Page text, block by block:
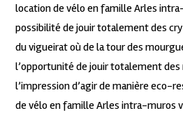
location de vélo en famille Arles
possibilité de jouir totalement des
du vigueirat où de la tour des
l’opportunité de jouir totalement des
l’impression d’agir de manière eco-
de vélo en famille Arles intra-muros